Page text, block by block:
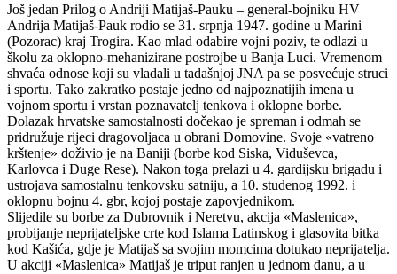
Još jedan Prilog o Andriji Matijaš-Pauku – general-bojniku HV
Andrija Matijaš-Pauk rodio se 31. srpnja 1947. godine u Marini
(Pozorac) kraj Trogira. Kao mlad odabire vojni poziv, te odlazi u
školu za oklopno-mehanizirane postrojbe u Banja Luci. Vremenom
shvaća odnose koji su vladali u tadašnjoj JNA pa se posvećuje struci
i sportu. Tako zakratko postaje jedno od najpoznatijih imena u
vojnom sportu i vrstan poznavatelj tenkova i oklopne borbe.
Dolazak hrvatske samostalnosti dočekao je spreman i odmah se
pridružuje rijeci dragovoljaca u obrani Domovine. Svoje «vatreno
krštenje» doživio je na Baniji (borbe kod Siska, Viduševca,
Karlovca i Duge Rese). Nakon toga prelazi u 4. gardijsku brigadu i
ustrojava samostalnu tenkovsku satniju, a 10. studenog 1992. i
oklopnu bojnu 4. gbr, kojoj postaje zapovjednikom.
Slijedile su borbe za Dubrovnik i Neretvu, akcija «Maslenica»,
probijanje neprijateljske crte kod Islama Latinskog i glasovita bitka
kod Kašića, gdje je Matijaš sa svojim momcima dotukao neprijatelja.
U akciji «Maslenica» Matijaš je triput ranjen u jednom danu, a u